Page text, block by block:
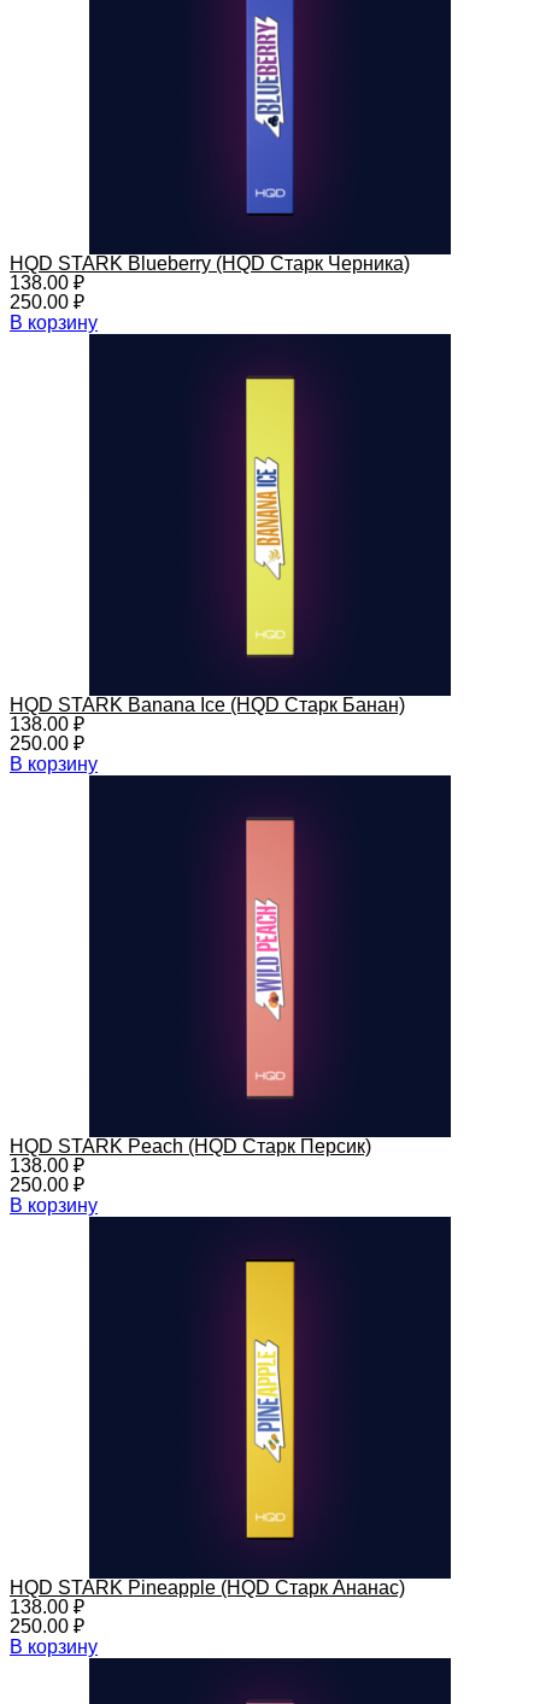
HQD STARK Blueberry (HQD Старк Черника)
138.00 ₽
250.00 ₽
В корзину
HQD STARK Banana Ice (HQD Старк Банан)
138.00 ₽
250.00 ₽
В корзину
HQD STARK Peach (HQD Старк Персик)
138.00 ₽
250.00 ₽
В корзину
HQD STARK Pineapple (HQD Старк Ананас)
138.00 ₽
250.00 ₽
В корзину